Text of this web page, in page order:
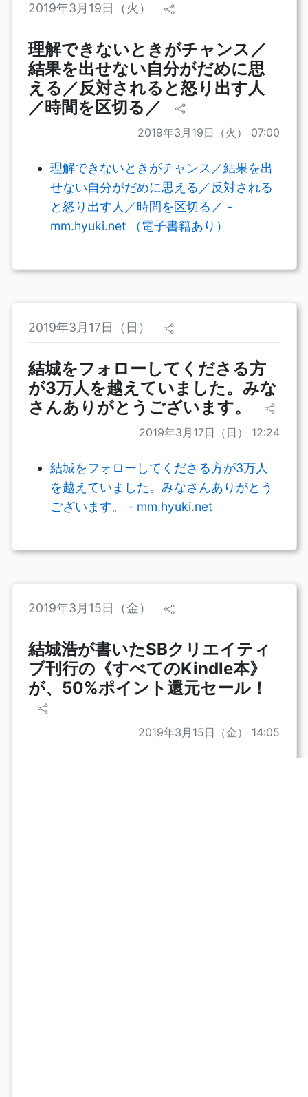
2019年3月19日（火）
理解できないときがチャンス／
結果を出せない自分がだめに思
える／反対されると怒り出す人
／時間を区切る／
2019年3月19日（火） 07:00
理解できないときがチャンス／結果を出
せない自分がだめに思える／反対される
と怒り出す人／時間を区切る／ -
mm.hyuki.net （電子書籍あり）
2019年3月17日（日）
‪結城をフォローしてくださる方
が3万人を越えていました。みな
さんありがとうございます。‬
2019年3月17日（日） 12:24
‪結城をフォローしてくださる方が3万人
を越えていました。みなさんありがとう
ございます。‬ - mm.hyuki.net
2019年3月15日（金）
結城浩が書いたSBクリエイティ
ブ刊行の《すべてのKindle本》
が、50%ポイント還元セール！
2019年3月15日（金） 14:05